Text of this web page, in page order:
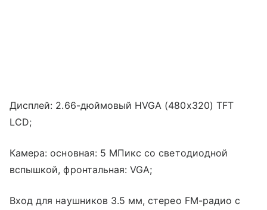
Дисплей: 2.66-дюймовый HVGA (480x320) TFT
LCD;
Камера: основная: 5 MПикс со светодиодной
вспышкой, фронтальная: VGA;
Вход для наушников 3.5 мм, стерео FM-радио с